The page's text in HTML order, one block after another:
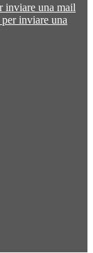
inviare una mail
inviare una